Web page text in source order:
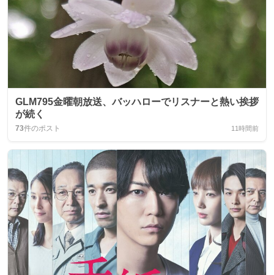
GLM795金曜朝放送、バッハローでリスナーと熱い挨拶
が続く
73件のポスト 11時間前